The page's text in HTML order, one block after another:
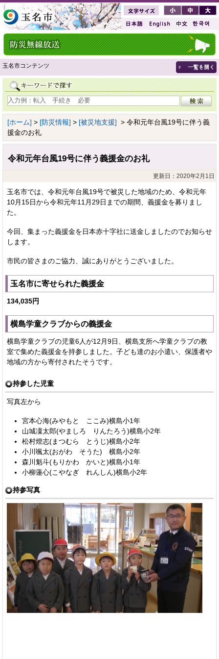
玉名市コンテンツ
[ホーム] > [防災情報] > [被災地支援] > 令和元年台風19号に伴う義
援金のお礼
令和元年台風19号に伴う義援金のお礼
更新日：2020年2月1日
玉名市では、令和元年台風19号で被災した地域のため、令和元年
10月15日から令和元年11月29日までの期間、義援金を募りまし
た。
今回、集まった義援金を日本赤十字社に送金しましたのでお知らせ
します。
市民の皆さまのご協力、誠にありがとうございました。
玉名市に寄せられた義援金
134,035円
横島学童クラブからの義援金
横島学童クラブの児童6人が12月9日、横島支所へ学童クラブの教
室で集めた義援金を持参しました。子ども達のお小遣い、保護者や
地域の方から寄付されたそうです。
持参した児童
写真左から
宮本心海(みやもと ここみ)横島小1年
山城凜太郎(やましろ りんたろう)横島小2年
松村燈志(まつむら とうじ)横島小2年
小川颯太(おがわ そうた) 横島小2年
森川魁斗(もりかわ かいと)横島小1年
小柳蓮心(こやなぎ れんしん)横島小2年
持参写真